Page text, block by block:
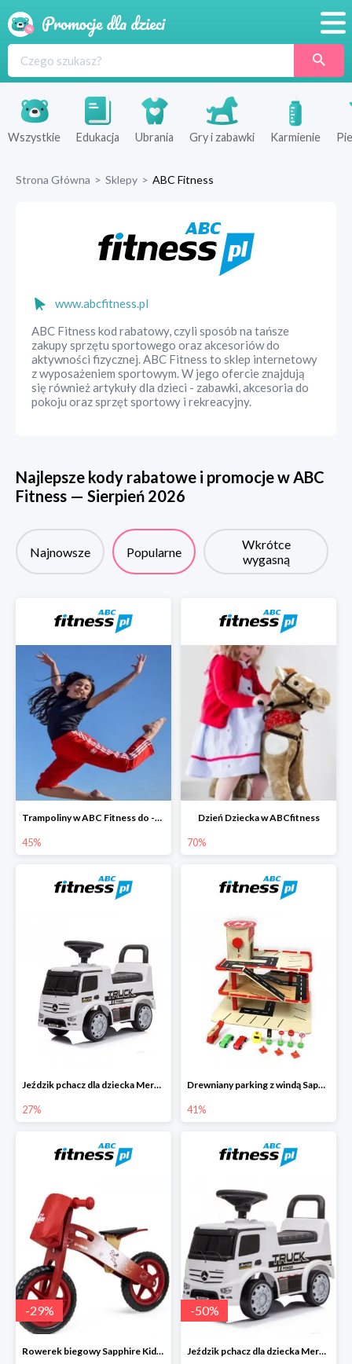
Produkty
Sklepy
Wszystkie Edukacja Ubrania Gry i zabawki Karmienie
Strona Główna > Sklepy > ABC Fitness
www.abcfitness.pl
ABC Fitness kod rabatowy, czyli sposób na tańsze
zakupy sprzętu sportowego oraz akcesoriów do
aktywności fizycznej. ABC Fitness to sklep internetowy
z wyposażeniem sportowym. W jego ofercie znajdują
się również artykuły dla dzieci - zabawki, akcesoria do
pokoju oraz sprzęt sportowy i rekreacyjny.
Najlepsze kody rabatowe i promocje wABC
Fitness — Sierpień 2026
Najnowsze Popularne
Wkrótce
wygasną
Trampoliny w ABC Fitness do -45%
45%
Dzień Dziecka w ABCfitness
70%
Jeździk pchacz dla dziecka Mercedes Antos Truck -27%
27%
Drewniany parking z windą Sapphire Kids -41%
41%
-29%
Rowerek biegowy Sapphire Kids Loopy drewniany - czerwony
-50%
Jeździk pchacz dla dziecka Mercedes Antos Truck - biały